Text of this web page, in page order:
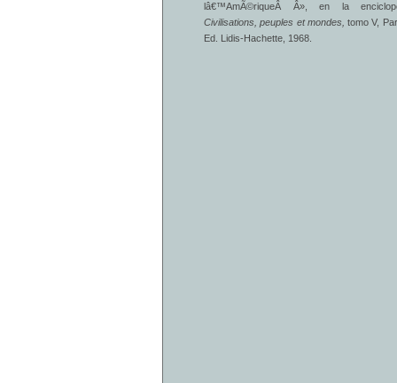
lâ€™AmÃ©riqueÂ Â», en la
Civilisations, peuples et mondes, tomo V,
Ed. Lidis-Hachette, 1968.